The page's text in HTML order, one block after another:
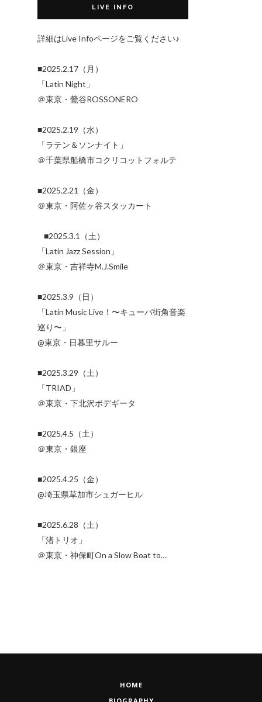
LIVE INFO
詳細はLive Infoページをご覧ください♪
■2025.2.17（月）
「Latin Night」
＠東京・鶯谷ROSSONERO
■2025.2.19（水）
「ラテン＆ソンナイト」
＠千葉県船橋市コクリコットフォルテ
■2025.2.21（金）
＠東京・阿佐ヶ谷スタッカート
■2025.3.1（土）
「Latin Jazz Session」
＠東京・吉祥寺M.J.Smile
■2025.3.9（日）
「Latin Music Live！〜キューバ街角音楽
巡り〜」
@東京・日暮里サルー
■2025.3.29（土）
「TRIAD」
＠東京・下北沢ボデギータ
■2025.4.5（土）
＠東京・銀座
■2025.4.25（金）
@埼玉県草加市シュガーヒル
■2025.6.28（土）
「渚トリオ」
＠東京・神保町On a Slow Boat to…
HOME